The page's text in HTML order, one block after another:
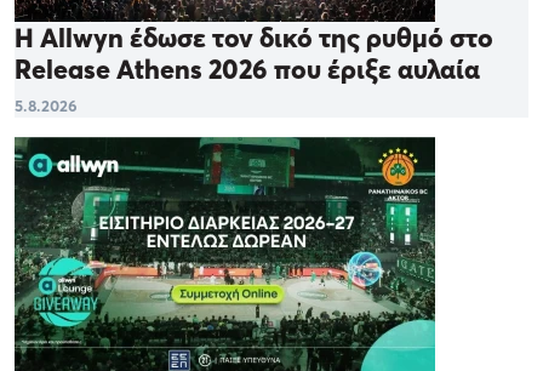
Η Allwyn έδωσε τον δικό της ρυθμό στο
Release Athens 2026 που έριξε αυλαία
5.8.2026